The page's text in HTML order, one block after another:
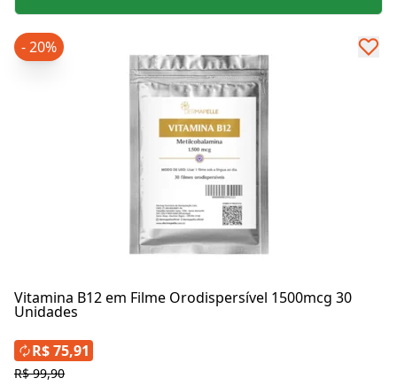
Vitamina B12 em Filme Orodispersível 1500mcg 30
Unidades
- 20%
R$ 99,90
R$ 75,91